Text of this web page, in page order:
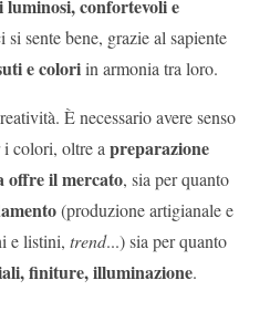
luminosi,confortevolie
si sente bene, grazie al sapiente
e coloriin armonia tra loro.
È necessario avere senso
i colori, oltre a preparazione
offre il mercato, sia per quanto
(produzione artigianale e
e listini, trend...) sia per quanto
finiture, illuminazione.